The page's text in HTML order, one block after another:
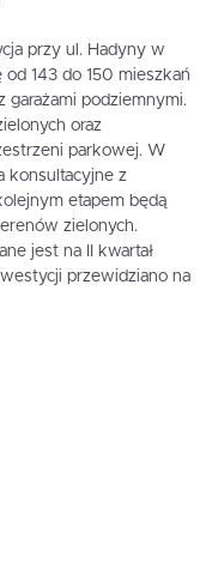
przy ul. Hadyny w
od 143 do 150 mieszkań
podziemnymi.
oraz
parkowej. W
konsultacyjne z
etapem będą
zielonych.
jest na II kwartał
przewidziano na